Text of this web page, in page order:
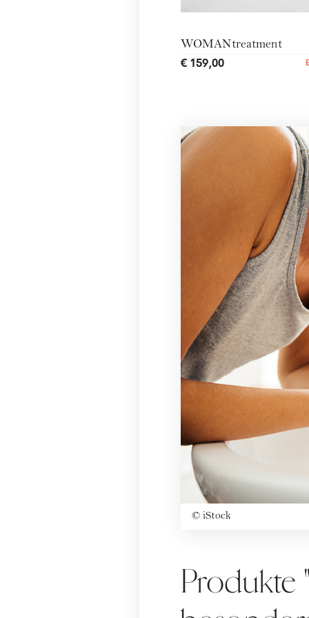
WOMANtreatment
€ 159,00
© iStock
Produkte